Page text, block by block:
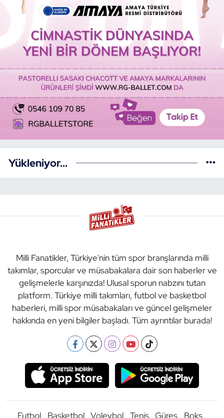
Yükleniyor...
Milli Fanatikler, Türkiye'nin tüm spor branşlarında milli
takımlar, sporcular ve müsabakalara dair son haberler ve
gelişmelerle karşınızda! Ulusal sporun nabzını tutan
platform. Türkiye milli takımları, futbol ve basketbol
haberleri, milli spor müsabakaları ve güncel gelişmeler
hakkında en yeni bilgiler başladı. Tüm ayrıntılar burada!
Futbol Basketbol Voleybol Tenis Güreş Boks